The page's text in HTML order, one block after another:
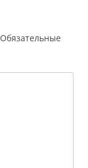
Обязательные